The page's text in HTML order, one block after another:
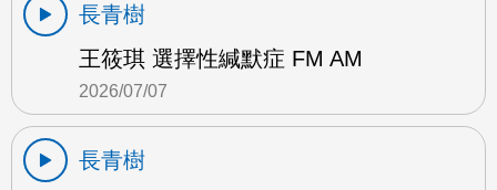
長青樹
王筱琪 選擇性緘默症 FM AM
2026/07/07
長青樹